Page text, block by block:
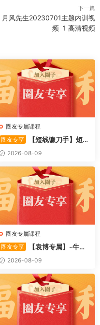
下一篇
月风先生20230701主题内训视
频 1 高清视频
圈友专属课程
圈友专享
【短线镰刀手】短线
镰刀手《强者恒强战法模型》
合集文章+指标
2026-08-09
圈友专属课程
圈友专享
【袁博专属】-牛散
特训营专栏 （牛散专属 加息-
机遇-财富）共4视频
2026-08-09